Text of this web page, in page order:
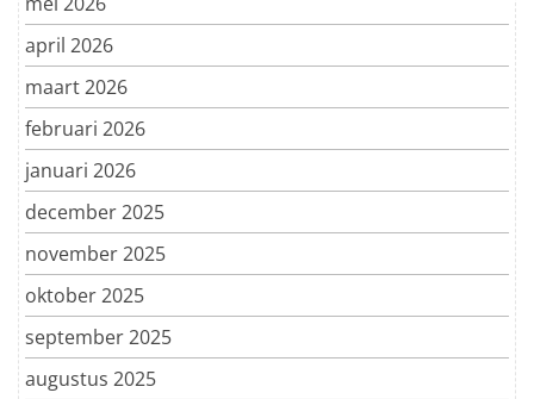
april 2026
maart 2026
februari 2026
januari 2026
december 2025
november 2025
oktober 2025
september 2025
augustus 2025